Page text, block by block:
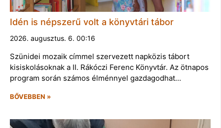
Idén is népszerű volt a könyvtári tábor
2026. augusztus. 6. 00:16
Szünidei mozaik címmel szervezett napközis tábort
kisiskolásoknak a II. Rákóczi Ferenc Könyvtár. Az ötnapos
program során számos élménnyel gazdagodhat…
BŐVEBBEN »